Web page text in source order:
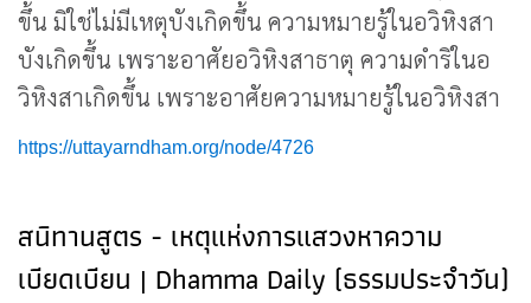
ขึ้น มิใช่ไม่มีเหตุบังเกิดขึ้น ความหมายรู้ในอวิหิงสา
บังเกิดขึ้น เพราะอาศัยอวิหิงสาธาตุ ความดำริในอ
วิหิงสาเกิดขึ้น เพราะอาศัยความหมายรู้ในอวิหิงสา
https://uttayarndham.org/node/4726
สนิทานสูตร - เหตุแห่งการแสวงหาความ
เบียดเบียน | Dhamma Daily (ธรรมประจำวัน)